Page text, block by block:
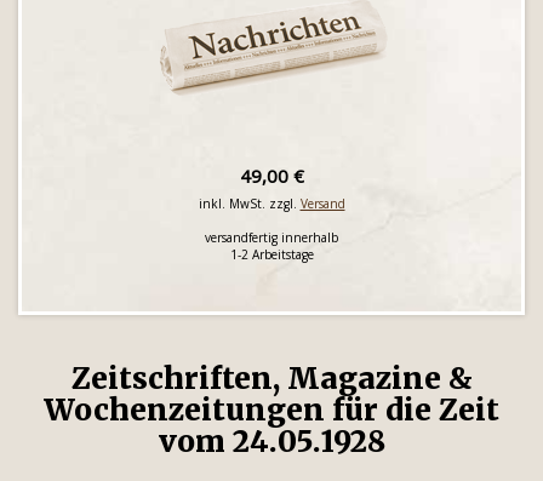
49,00 €
inkl. MwSt. zzgl. Versand
versandfertig innerhalb
1-2 Arbeitstage
Zeitschriften, Magazine &
Wochenzeitungen für die Zeit
vom 24.05.1928